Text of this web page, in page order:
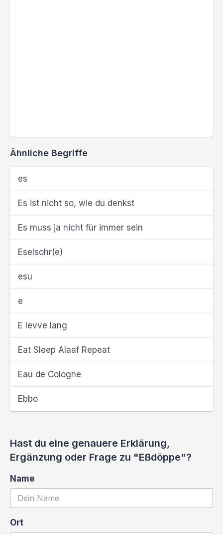
Ähnliche Begriffe
es
Es ist nicht so, wie du denkst
Es muss ja nicht für immer sein
Eselsohr(e)
esu
e
E levve lang
Eat Sleep Alaaf Repeat
Eau de Cologne
Ebbo
Hast du eine genauere Erklärung,
Ergänzung oder Frage zu "Eßdöppe"?
Name
Ort